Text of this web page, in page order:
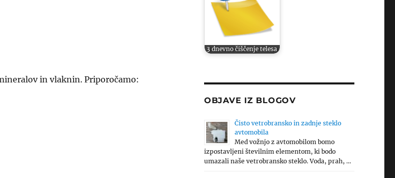
in vlaknin. Priporočamo:
3 dnevno čiščenje telesa
OBJAVE IZ BLOGOV
Čisto vetrobransko in zadnje steklo
avtomobila
Med vožnjo z avtomobilom bomo
izpostavljeni številnim elementom, ki bodo
umazali naše vetrobransko steklo. Voda, prah, …